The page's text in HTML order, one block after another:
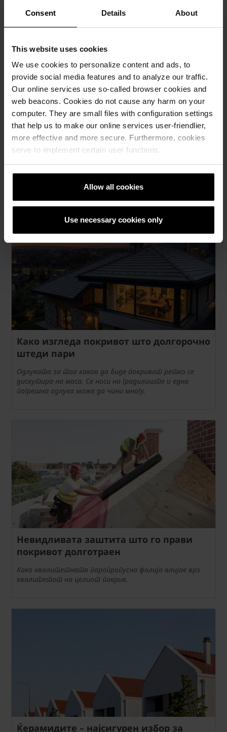
Consent Details About
This website uses cookies
We use cookies to personalize content and ads, to
provide social media features and to analyze our traffic.
Our online services use so-called browser cookies and
web beacons. Cookies do not cause any harm on your
computer. They are small files with configuration settings
that help us to make our online services user-friendlier,
more effective and more secure. Furthermore, cookies
serve to implement certain user functions.
Allow all cookies
Use necessary cookies only
Глината, како природен градежен материјал, има
длабоки корени и играла клучна улога во
традиционалната архитектура на Македонија. Покрај тоа
што луѓето знаеле за енергетската ефикасност на овој
материјал за градење, во исто време таа е и симбол на
врската меѓу човекот и природата.
Корисни објави
Како изгледа покривот што долгорочно
штеди пари
Одлуката за тоа каков да биде покривот ретко се
дискутира на маса. Се носи на градилиште и една
погрешна одлука може да чини многу.
Невидливата заштита што го прави
покривот долготраен
Како квалитетната паропропусна фолија влијае врз
квалитетот на целиот покрив.
Ќерамидите – најсигурен избор за